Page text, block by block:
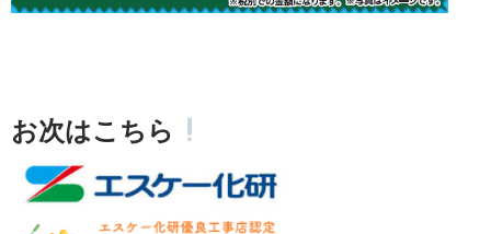
お次はこちら